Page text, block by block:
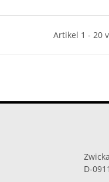
Artikel 1 - 20
D-